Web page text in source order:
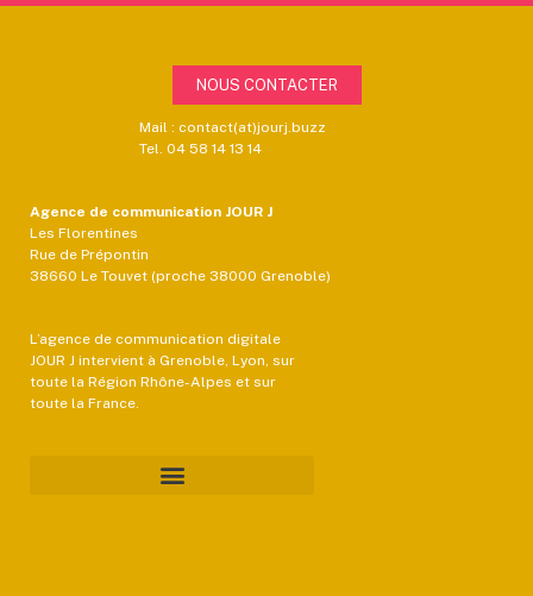
NOUS CONTACTER
Mail : contact(at)jourj.buzz
Tel. 04 58 14 13 14
Agence de communication JOUR J
Les Florentines
Rue de Prépontin
38660 Le Touvet (proche 38000 Grenoble)
L’agence de communication digitale
JOUR J intervient à Grenoble, Lyon, sur
toute la Région Rhône-Alpes et sur
toute la France.